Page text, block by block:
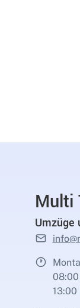
Multi
Umzüge
08:00
13:00